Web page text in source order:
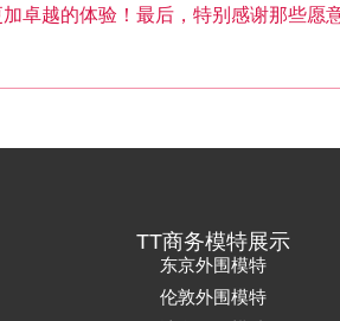
卓越的体验！最后，特别感谢那些愿
TT商务模特展示
东京外围模特
伦敦外围模特